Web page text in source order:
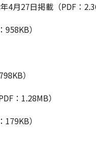
4月27日掲載（PDF：
）
）
：1.28MB）
）